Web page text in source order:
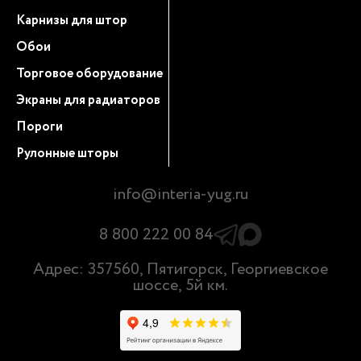
Карнизы для штор
Обои
Торговое оборудование
Экраны для радиаторов
Пороги
Рулонные шторы
info@interia-yug.ru
8 800 222 00 84
Адрес: 357560, Пятигорск, Георгиевское
шоссе, 5й км.